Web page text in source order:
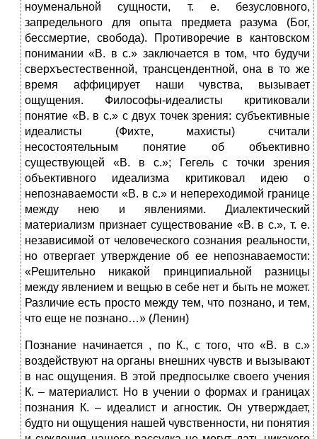
ноуменальной сущности, т. е. безусловного,
запредельного для опыта предмета разума (Бог,
бессмертие, свобода). Противоречие в кантовском
понимании «В. в с.» заключается в том, что будучи
сверхъестественной, трансцендентной, она в то же
время аффицирует наши чувства, вызывает
ощущения. Философы-идеалисты критиковали
понятие «В. в с.» с двух точек зрения: субъективные
идеалисты (Фихте, махисты) считали
несостоятельным понятие об объективно
существующей «В. в с.»; Гегель с точки зрения
объективного идеализма критиковал идею о
непознаваемости «В. в с.» и непереходимой границе
между нею и явлениями. Диалектический
материализм признает существование «В. в с.», т. е.
независимой от человеческого сознания реальности,
но отвергает утверждение об ее непознаваемости:
«Решительно никакой принципиальной разницы
между явлением и вещью в себе нет и быть не может.
Различие есть просто между тем, что познано, и тем,
что еще не познано…» (Ленин)
Познание начинается , по К., с того, что «В. в с.»
воздействуют на органы внешних чувств и вызывают
в нас ощущения. В этой предпосылке своего учения
К. – материалист. Но в учении о формах и границах
познания К. – идеалист и агностик. Он утверждает,
будто ни ощущения нашей чувственности, ни понятия